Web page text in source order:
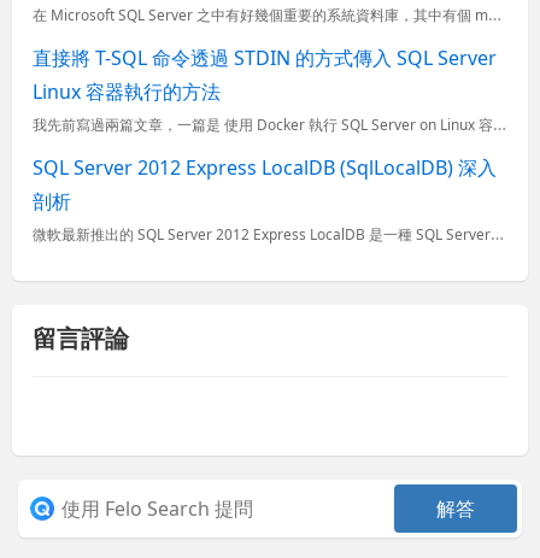
在 Microsoft SQL Server 之中有好幾個重要的系統資料庫，其中有個 model 資料庫 主要用來作為 SQL Server 執行個體上建立之所有新資料庫的範本。因為 SQL Serv
直接將 T-SQL 命令透過 STDIN 的方式傳入 SQL Server
Linux 容器執行的方法
我先前寫過兩篇文章，一篇是 使用 Docker 執行 SQL Server on Linux 容器之常用工具與命令 分享各種常見的執行命令，另一篇則是 深入剖析 docker run 與 docker
SQL Server 2012 Express LocalDB (SqlLocalDB) 深入
剖析
微軟最新推出的 SQL Server 2012 Express LocalDB 是一種 SQL Server Express 的執行模式，特別適合用在開發環境使用，也內建在 Visual Studio
留言評論